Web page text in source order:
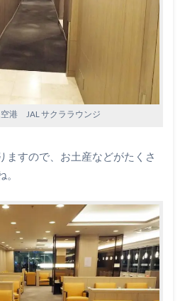
空港 JAL サクララウンジ
ますので、お土産などがたくさ